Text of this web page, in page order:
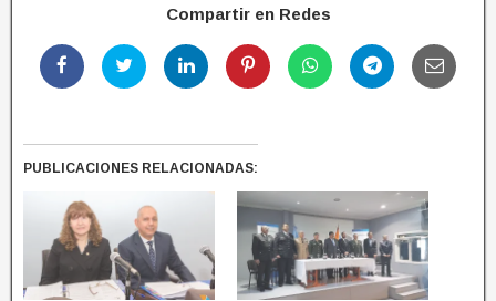
Compartir en Redes
PUBLICACIONES RELACIONADAS: